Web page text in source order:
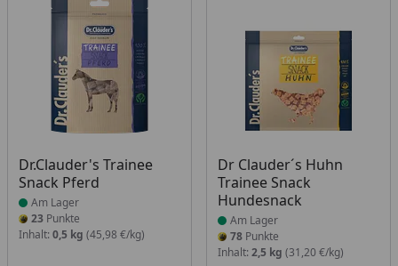
Dr.Clauder's Trainee
Snack Pferd
Produkt am Lager
Am Lager
23 Punkte
Inhalt: 0,5 kg (45,98 €/kg)
Dr Clauder´s Huhn
Trainee Snack
Hundesnack
Produkt am Lager
Am Lager
78Punkte
Inhalt: 2,5 kg (31,20 €/kg)